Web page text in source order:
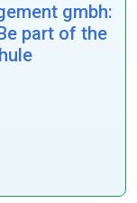
gmbh:
part of the